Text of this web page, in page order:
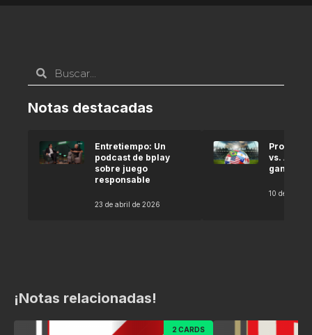
Notas destacadas
Entretiempo: Un
podcast de bplay
sobre juego
responsable
23 de abril de 2026
vs.
gana
10 de abril
¡Notas relacionadas!
2 CARDS